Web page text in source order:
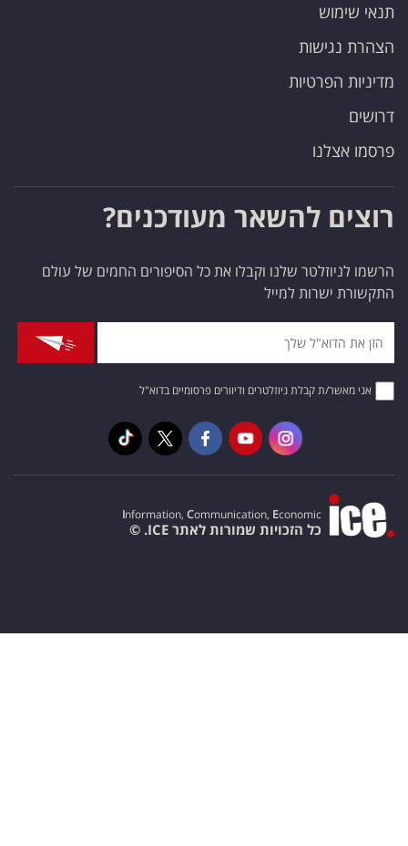
תנאי שימוש
הצהרת נגישות
מדיניות הפרטיות
דרושים
פרסמו אצלנו
רוצים להשאר מעודכנים?
הרשמו לניוזלטר שלנו וקבלו את כל הסיפורים החמים של עולם
התקשורת ישרות למייל
אני מאשר/ת קבלת ניוזלטרים ודיוורים פרסומיים בדוא"ל
Information, Communication, Economic
כל הזכויות שמורות לאתר ICE. ©